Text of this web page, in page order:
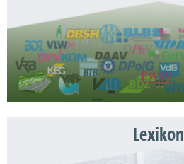
Lexikon